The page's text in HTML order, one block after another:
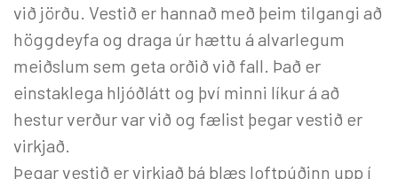
við jörðu. Vestið er hannað með þeim tilgangi að
höggdeyfa og draga úr hættu á alvarlegum
meiðslum sem geta orðið við fall. Það er
einstaklega hljóðlátt og því minni líkur á að
hestur verður var við og fælist þegar vestið er
virkjað.
Þegar vestið er virkjað þá blæs loftpúðinn upp í